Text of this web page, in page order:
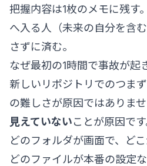
把握内容は1枚のメモに残す
へ入る人（未来の自分を含
さずに済む。
なぜ最初の1時間で事故が起
新しいリポジトリでのつま
の難しさが原因ではありませ
見えていないことが原因です
どのフォルダが画面で、ど
どのファイルが本番の設定